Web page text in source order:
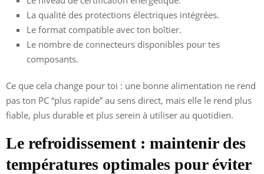
La qualité des protections électriques intégrées.
Le format compatible avec ton boîtier.
Le nombre de connecteurs disponibles pour tes
composants.
Ce que cela change pour toi : une bonne alimentation ne rend
pas ton PC “plus rapide” au sens direct, mais elle le rend plus
fiable, plus durable et plus serein à utiliser au quotidien.
Le refroidissement : maintenir des
températures optimales pour éviter